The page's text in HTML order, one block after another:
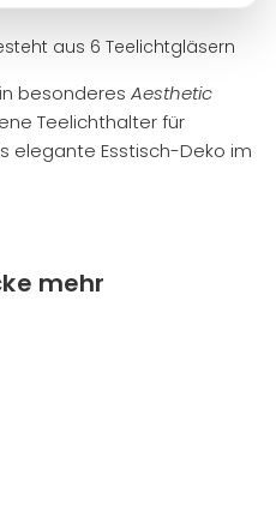
aus 6 Teelichtgläsern
besonderes Aesthetic
Teelichthalter für
elegante Esstisch-Deko im
mehr